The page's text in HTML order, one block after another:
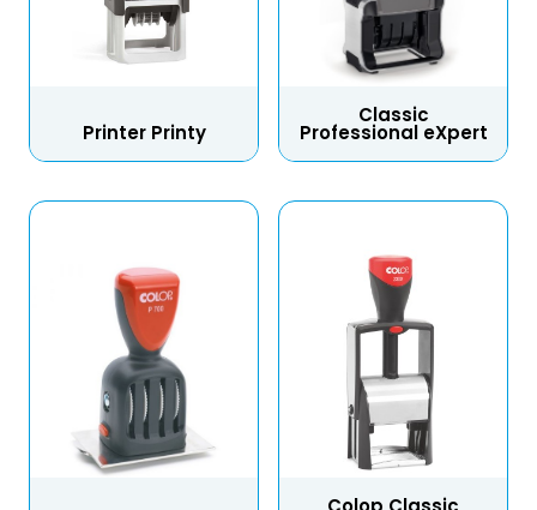
Printer Printy
Classic
Professional eXpert